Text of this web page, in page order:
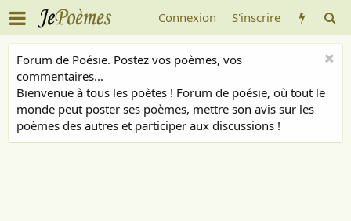
Connexion S'inscrire
Forum de Poésie. Postez vos poèmes, vos
commentaires...
Bienvenue à tous les poètes ! Forum de poésie, où tout le
monde peut poster ses poèmes, mettre son avis sur les
poèmes des autres et participer aux discussions !